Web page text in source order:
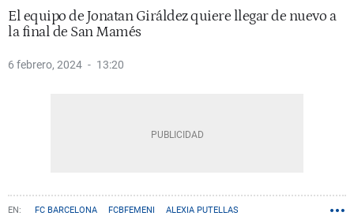
El equipo de Jonatan Giráldez quiere llegar de nuevo a
la final de San Mamés
6 febrero, 2024 13:20
FC BARCELONA FCBFEMENI ALEXIA PUTELLAS